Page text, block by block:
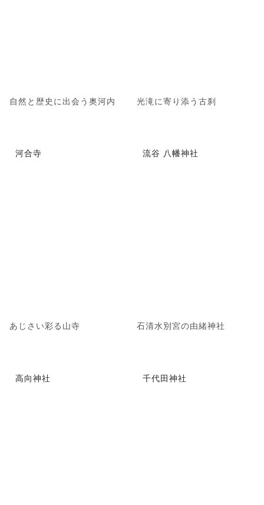
自然と歴史に出会う奥河内 光滝に寄り添う古刹
河合寺
あじさい彩る山寺
流谷 八幡神社
石清水別宮の由緒神社
高向神社 千代田神社